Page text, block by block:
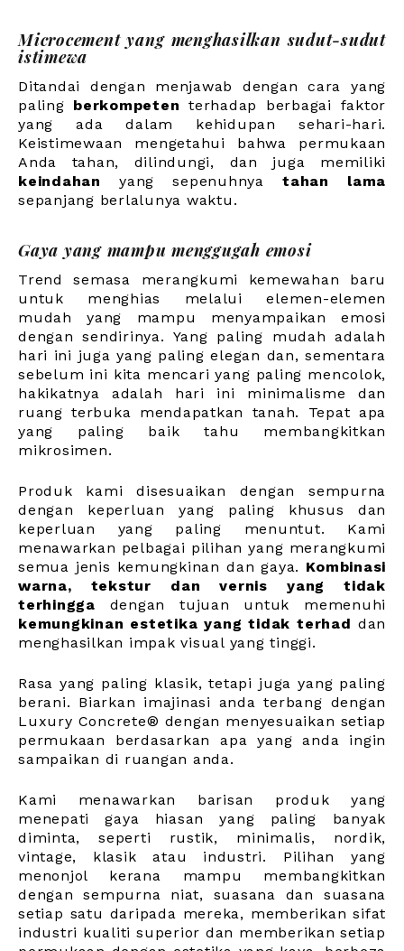
Microcement yang menghasilkan sudut-sudut
istimewa
Ditandai dengan menjawab dengan cara yang
paling berkompeten terhadap berbagai faktor
yang ada dalam kehidupan sehari-hari.
Keistimewaan mengetahui bahwa permukaan
Anda tahan, dilindungi, dan juga memiliki
keindahan yang sepenuhnya tahan lama
sepanjang berlalunya waktu.
Gaya yang mampu menggugah emosi
Trend semasa merangkumi kemewahan baru
untuk menghias melalui elemen-elemen
mudah yang mampu menyampaikan emosi
dengan sendirinya. Yang paling mudah adalah
hari ini juga yang paling elegan dan, sementara
sebelum ini kita mencari yang paling mencolok,
hakikatnya adalah hari ini minimalisme dan
ruang terbuka mendapatkan tanah. Tepat apa
yang paling baik tahu membangkitkan
mikrosimen.
Produk kami disesuaikan dengan sempurna
dengan keperluan yang paling khusus dan
keperluan yang paling menuntut. Kami
menawarkan pelbagai pilihan yang merangkumi
semua jenis kemungkinan dan gaya. Kombinasi
warna, tekstur dan vernis yang tidak
terhingga dengan tujuan untuk memenuhi
kemungkinan estetika yang tidak terhad dan
menghasilkan impak visual yang tinggi.
Rasa yang paling klasik, tetapi juga yang paling
berani. Biarkan imajinasi anda terbang dengan
Luxury Concrete® dengan menyesuaikan setiap
permukaan berdasarkan apa yang anda ingin
sampaikan di ruangan anda.
Kami menawarkan barisan produk yang
menepati gaya hiasan yang paling banyak
diminta, seperti rustik, minimalis, nordik,
vintage, klasik atau industri. Pilihan yang
menonjol kerana mampu membangkitkan
dengan sempurna niat, suasana dan suasana
setiap satu daripada mereka, memberikan sifat
industri kualiti superior dan memberikan setiap